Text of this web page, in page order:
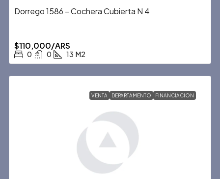
Dorrego 1586 – Cochera Cubierta N 4
$110,000/ARS
0 0 13 M2
VENTA DEPARTAMENTO FINANCIACION